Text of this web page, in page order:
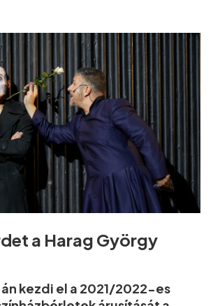
a Harag György
kezdi el a 2021/2022-es